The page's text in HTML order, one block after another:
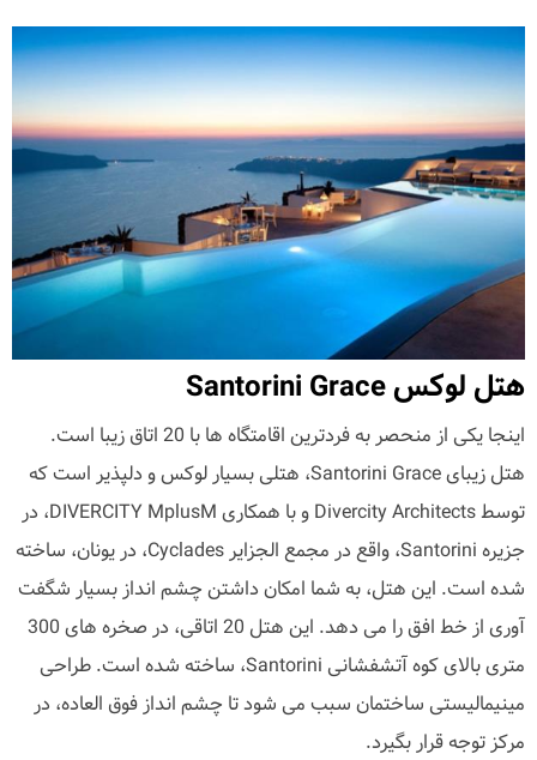
هتل لوکس Santorini Grace
اینجا یکی از منحصر به فردترین اقامتگاه ها با 20 اتاق زیبا است.
هتل زیبای Santorini Grace، هتلی بسیار لوکس و دلپذیر است که
توسط Divercity Architects و با همکاری DIVERCITY MplusM، در
جزیره Santorini، واقع در مجمع الجزایر Cyclades، در یونان، ساخته
شده است. این هتل، به شما امکان داشتن چشم انداز بسیار شگفت
آوری از خط افق را می دهد. این هتل 20 اتاقی، در صخره های 300
متری بالای کوه آتشفشانی Santorini، ساخته شده است. طراحی
مینیمالیستی ساختمان سبب می شود تا چشم انداز فوق العاده، در
مرکز توجه قرار بگیرد.